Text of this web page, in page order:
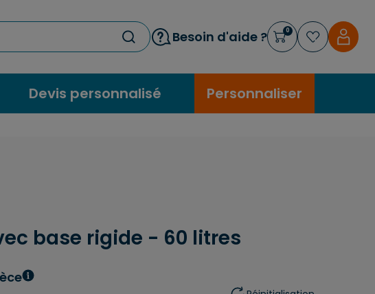
Besoin d'aide ? 0
Devis personnalisé Personnaliser
base rigide - 60 litres